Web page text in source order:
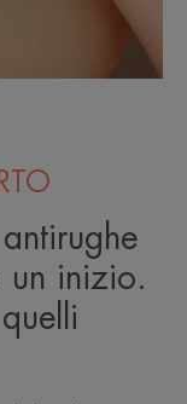
un inizio.